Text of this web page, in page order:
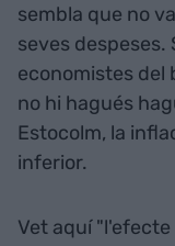
sembla que no
seves despeses.
economistes del
no hi hagués
Estocolm, la
inferior.
Vet aquí